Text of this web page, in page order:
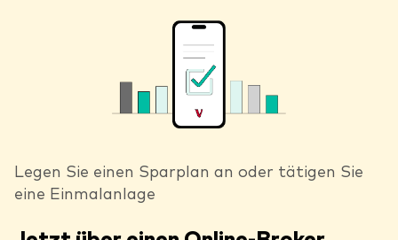
Legen Sie einen Sparplan an oder tätigen Sie
eine Einmalanlage